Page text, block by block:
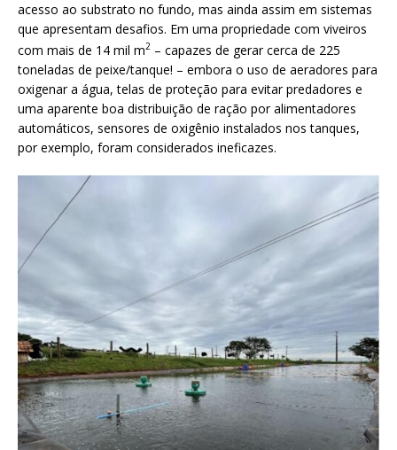
acesso ao substrato no fundo, mas ainda assim em sistemas
que apresentam desafios. Em uma propriedade com viveiros
com mais de 14 mil m2 – capazes de gerar cerca de 225
toneladas de peixe/tanque! – embora o uso de aeradores para
oxigenar a água, telas de proteção para evitar predadores e
uma aparente boa distribuição de ração por alimentadores
automáticos, sensores de oxigênio instalados nos tanques,
por exemplo, foram considerados ineficazes.